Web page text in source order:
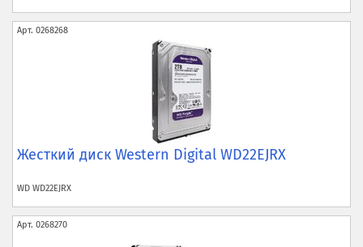
Арт. 0268268
Жесткий диск Western Digital WD22EJRX
WD WD22EJRX
Арт. 0268270